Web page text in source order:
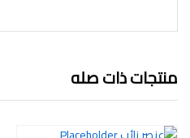
منتجات ذات صله